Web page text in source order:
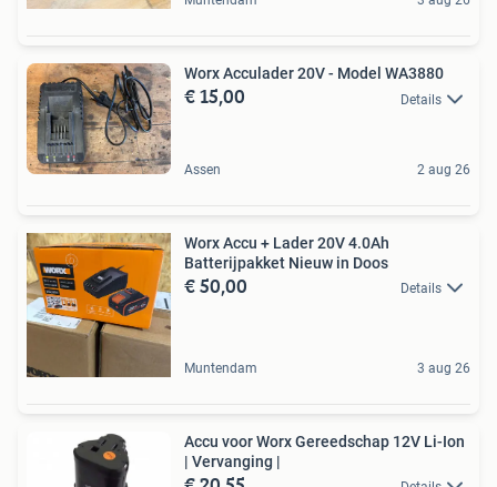
Worx Acculader 20V - Model WA3880
€ 15,00 Details
Assen 2 aug 26
Worx Accu + Lader 20V 4.0Ah
Batterijpakket Nieuw in Doos
€ 50,00 Details
Muntendam 3 aug 26
Accu voor Worx Gereedschap 12V Li-Ion
| Vervanging |